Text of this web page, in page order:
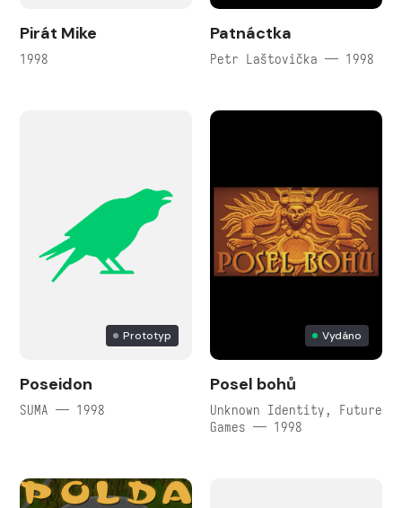
Pirát Mike
1998
Patnáctka
Petr Laštovička — 1998
Prototyp
Poseidon
SUMA — 1998
Vydáno
Posel bohů
Unknown Identity, Future
Games — 1998